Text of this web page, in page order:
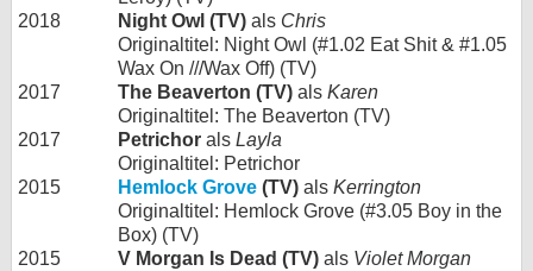
2018
Night Owl (TV) als Chris
Originaltitel: Night Owl (#1.02 Eat Shit & #1.05
Wax On ///Wax Off) (TV)
2017
The Beaverton (TV) als Karen
Originaltitel: The Beaverton (TV)
2017
Petrichor als Layla
Originaltitel: Petrichor
2015
Hemlock Grove (TV) als Kerrington
Originaltitel: Hemlock Grove (#3.05 Boy in the
Box) (TV)
2015
V Morgan Is Dead (TV) als Violet Morgan